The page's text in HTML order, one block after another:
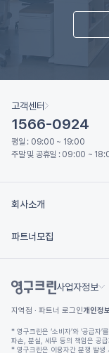
고객센터
1566-0924
평일 : 09:00 ~ 19:00
주말 및 공휴일 : 09:00 ~
회사소개
파트너모집
사업자정보
지역점 · 파트너 로그인개인정
* 영구크린은 ‘소비자’와 ‘공급자
파손, 분실, 세무 등의 책임은 공급
* 영구크린은 이용자간 분쟁 발생